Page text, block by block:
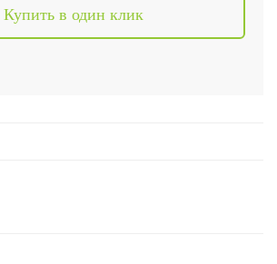
Купить в один клик